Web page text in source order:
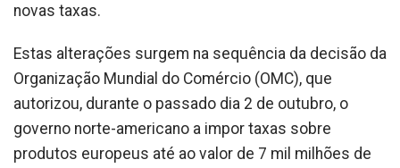
novas taxas.
Estas alterações surgem na sequência da decisão da
Organização Mundial do Comércio (OMC), que
autorizou, durante o passado dia 2 de outubro, o
governo norte-americano a impor taxas sobre
produtos europeus até ao valor de 7 mil milhões de